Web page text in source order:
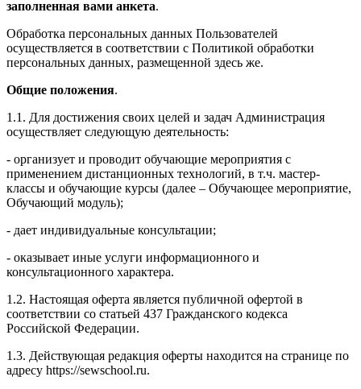
заполненная вами анкета.
Обработка персональных данных Пользователей
осуществляется в соответствии с Политикой обработки
персональных данных, размещенной здесь же.
Общие положения.
1.1. Для достижения своих целей и задач Администрация
осуществляет следующую деятельность:
- организует и проводит обучающие мероприятия с
применением дистанционных технологий, в т.ч. мастер-
классы и обучающие курсы (далее – Обучающее мероприятие,
Обучающий модуль);
- дает индивидуальные консультации;
- оказывает иные услуги информационного и
консультационного характера.
1.2. Настоящая оферта является публичной офертой в
соответствии со статьей 437 Гражданского кодекса
Российской Федерации.
1.3. Действующая редакция оферты находится на странице по
адресу https://sewschool.ru.